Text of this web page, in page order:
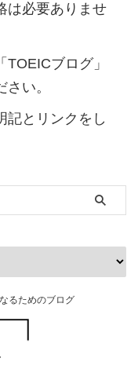
は必要ありませ
ブログ」
い。
とリンクをし
るためのブログ